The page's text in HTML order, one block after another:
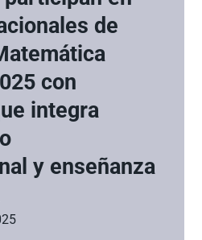
de
con
integra
y enseñanza